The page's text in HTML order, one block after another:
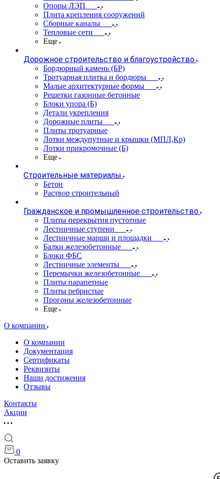
Опоры ЛЭП
Плита крепления сооружений
Сборные каналы
Тепловые сети
Еще
Дорожное строительство и благоустройство
Бордюрный камень (БР)
Тротуарная плитка и бордюры
Малые архитектурные формы
Решетки газонные бетонные
Блоки упора (Б)
Детали укрепления
Дорожные плиты
Плиты тротуарные
Лотки междупутные и крышки (МПЛ,Кр)
Лотки прикромочные (Б)
Еще
Строительные материалы
Бетон
Раствор строительный
Гражданское и промышленное строительство
Плиты перекрытия пустотные
Лестничные ступени
Лестничные марши и площадки
Балки железобетонные
Блоки ФБС
Лестничные элементы
Перемычки железобетонные
Плиты парапетные
Плиты ребристые
Прогоны железобетонные
Еще
О компании
О компании
Документация
Сертификаты
Реквизиты
Наши достижения
Отзывы
Контакты
Акции
0
Оставить заявку